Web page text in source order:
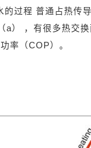
的过程 普通占热传
a） ，有很多热交
率（COP）。